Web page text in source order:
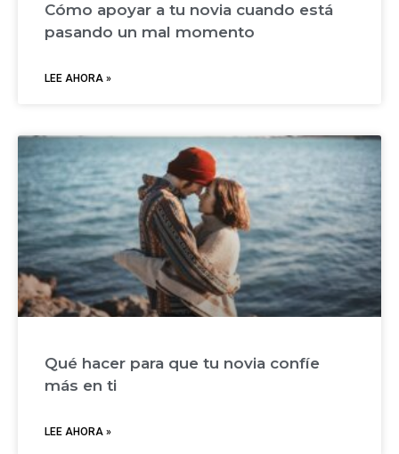
Cómo apoyar a tu novia cuando está
pasando un mal momento
LEE AHORA »
Qué hacer para que tu novia confíe
más en ti
LEE AHORA »